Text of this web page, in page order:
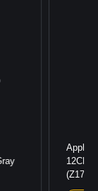
Apple